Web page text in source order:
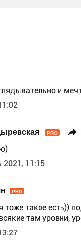
и
PRO
2021, 11:15
PRO
тоже такое есть))
там уровни,